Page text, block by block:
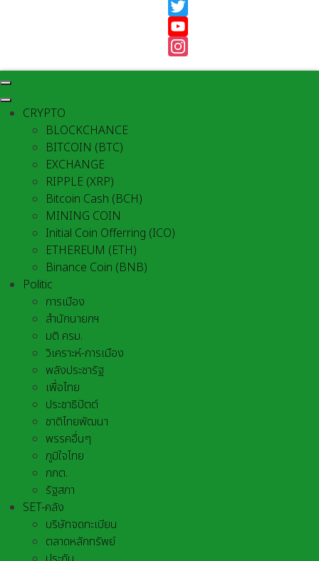
Instagram
CRYPTO
BLOCKCHANCE
BITCOIN (BTC)
EXCHANGE
RIPPLE (XRP)
Bitcoin Cash (BCH)
MINING COIN
Initial Coin Offerring (ICO)
ETHEREUM (ETH)
Binance Coin (BNB)
Politic
การเมือง
สำนักนายกฯ
มติ ครม.
วิเคราะห์-การเมือง
พลังประชารัฐ
เพื่อไทย
ประชาธิปัตต์
ชาติไทยพัฒนา
พรรคอื่นๆ
ภูมิใจไทย
กกต.
รัฐสภา
SET-คลัง
บริษัทจดทะเบียน
ตลาดหลักทรัพย์